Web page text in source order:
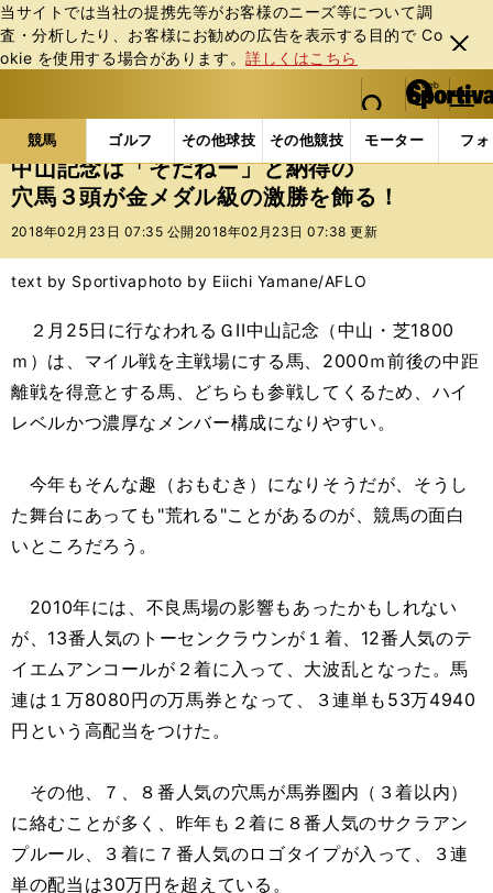
当サイトでは当社の提携先等がお客様のニーズ等について調
査・分析したり、お客様にお勧めの広告を表⽰する⽬的で Co
okie を使⽤する場合があります。詳しくはこちら
閉じ
る
web Sportiva (webスポルティーバ)
検索
マイペ
ー
ジ
メニュ
競馬 ゴルフ その他球技 その他競技 モーター フ
b
ス
ポ
ル
バ
競馬の記事一覧 競馬 中山記念は「そだねー」と納
中山記念は「そだねー」と納得の
穴馬３頭が金メダル級の激勝を飾る！
2018年02月23日 07:35 公開 2018年02月23日 07:38 更新
text by Sportivaphoto by Eiichi Yamane/AFLO
２月25日に行なわれるＧII中山記念（中山・芝1800
ｍ）は、マイル戦を主戦場にする馬、2000ｍ前後の中距
離戦を得意とする馬、どちらも参戦してくるため、ハイ
レベルかつ濃厚なメンバー構成になりやすい。
今年もそんな趣（おもむき）になりそうだが、そうし
た舞台にあっても"荒れる"ことがあるのが、競馬の面白
いところだろう。
2010年には、不良馬場の影響もあったかもしれない
が、13番人気のトーセンクラウンが１着、12番人気のテ
イエムアンコールが２着に入って、大波乱となった。馬
連は１万8080円の万馬券となって、３連単も53万4940
円という高配当をつけた。
その他、７、８番人気の穴馬が馬券圏内（３着以内）
に絡むことが多く、昨年も２着に８番人気のサクラアン
プルール、３着に７番人気のロゴタイプが入って、３連
単の配当は30万円を超えている。